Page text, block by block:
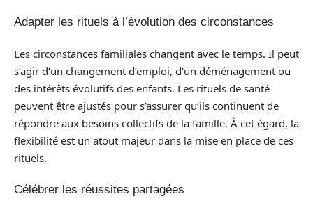
Adapter les rituels à l’évolution des circonstances
Les circonstances familiales changent avec le temps. Il peut
s’agir d’un changement d’emploi, d’un déménagement ou
des intérêts évolutifs des enfants. Les rituels de santé
peuvent être ajustés pour s’assurer qu’ils continuent de
répondre aux besoins collectifs de la famille. À cet égard, la
flexibilité est un atout majeur dans la mise en place de ces
rituels.
Célébrer les réussites partagées